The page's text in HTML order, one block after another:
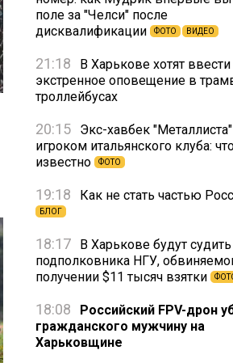
поле за "Челси" после
дисквалификации
ФОТО ВИДЕО
21:18
В Харькове хотят ввести
экстренное оповещение в
троллейбусах
20:15
Экс-хавбек "Металлиста"
игроком итальянского клуба:
известно
ФОТО
19:18 Как не стать частью
БЛОГ
18:17
В Харькове будут судить
подполковника НГУ,
получении $11 тысяч взятки
18:08
Российский FPV-дрон
гражданского мужчину на
Харьковщине